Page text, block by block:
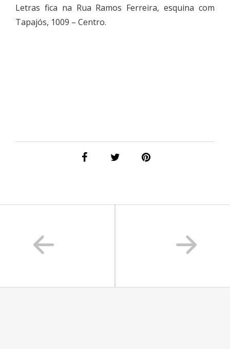
Letras fica na Rua Ramos Ferreira, esquina com
Tapajós, 1009 – Centro.